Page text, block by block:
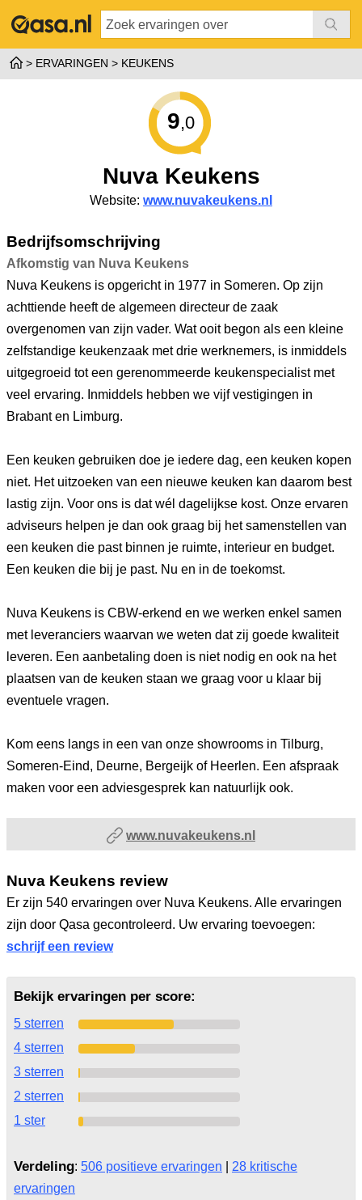
ERVARINGEN KEUKENS
9,0
Nuva Keukens
Website: www.nuvakeukens.nl
Bedrijfsomschrijving
Afkomstig van Nuva Keukens
Nuva Keukens is opgericht in 1977 in Someren. Op zijn
achttiende heeft de algemeen directeur de zaak
overgenomen van zijn vader. Wat ooit begon als een kleine
zelfstandige keukenzaak met drie werknemers, is inmiddels
uitgegroeid tot een gerenommeerde keukenspecialist met
veel ervaring. Inmiddels hebben we vijf vestigingen in
Brabant en Limburg.
Een keuken gebruiken doe je iedere dag, een keuken kopen
niet. Het uitzoeken van een nieuwe keuken kan daarom best
lastig zijn. Voor ons is dat wél dagelijkse kost. Onze ervaren
adviseurs helpen je dan ook graag bij het samenstellen van
een keuken die past binnen je ruimte, interieur en budget.
Een keuken die bij je past. Nu en in de toekomst.
Nuva Keukens is CBW-erkend en we werken enkel samen
met leveranciers waarvan we weten dat zij goede kwaliteit
leveren. Een aanbetaling doen is niet nodig en ook na het
plaatsen van de keuken staan we graag voor u klaar bij
eventuele vragen.
Kom eens langs in een van onze showrooms in Tilburg,
Someren-Eind, Deurne, Bergeijk of Heerlen. Een afspraak
maken voor een adviesgesprek kan natuurlijk ook.
www.nuvakeukens.nl
Nuva Keukens review
Er zijn 540 ervaringen over Nuva Keukens. Alle ervaringen
zijn door Qasa gecontroleerd. Uw ervaring toevoegen:
schrijf een review
Bekijk ervaringen per score:
5 sterren
4 sterren
3 sterren
2 sterren
1 ster
Verdeling: 506 positieve ervaringen
28 kritische
ervaringen